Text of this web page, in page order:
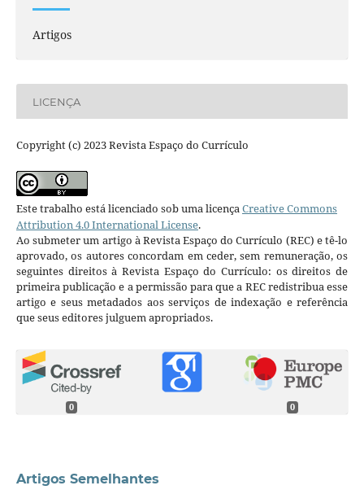
Artigos
LICENÇA
Copyright (c) 2023 Revista Espaço do Currículo
Este trabalho está licenciado sob uma licençaCreative Commons
Attribution 4.0 International License.
Ao submeter um artigo à Revista Espaço do Currículo (REC) e tê-lo
aprovado, os autores concordam em ceder, sem remuneração, os
seguintes direitos à Revista Espaço do Currículo: os direitos de
primeira publicação e a permissão para que a REC redistribua esse
artigo e seus metadados aos serviços de indexação e referência
que seus editores julguem apropriados.
0 0
Artigos Semelhantes